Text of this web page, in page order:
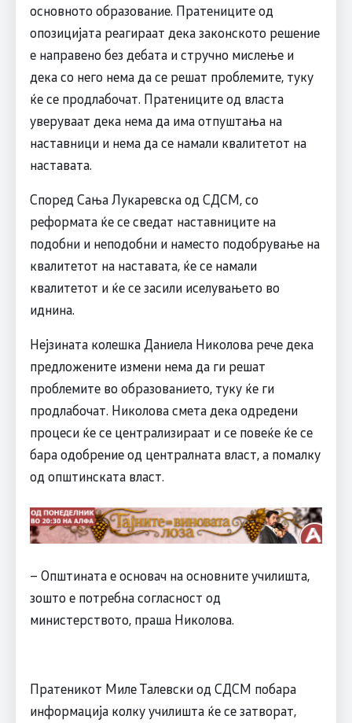
основното образование. Пратениците од
опозицијата реагираат дека законското решение
е направено без дебата и стручно мислење и
дека со него нема да се решат проблемите, туку
ќе се продлабочат. Пратениците од власта
уверуваат дека нема да има отпуштања на
наставници и нема да се намали квалитетот на
наставата.
Според Сања Лукаревска од СДСМ, со
реформата ќе се сведат наставниците на
подобни и неподобни и наместо подобрување на
квалитетот на наставата, ќе се намали
квалитетот и ќе се засили иселувањето во
иднина.
Нејзината колешка Даниела Николова рече дека
предложените измени нема да ги решат
проблемите во образованието, туку ќе ги
продлабочат. Николова смета дека одредени
процеси ќе се централизираат и се повеќе ќе се
бара одобрение од централната власт, а помалку
од општинската власт.
– Општината е основач на основните училишта,
зошто е потребна согласност од
министерството, праша Николова.
Пратеникот Миле Талевски од СДСМ побара
информација колку училишта ќе се затворат,